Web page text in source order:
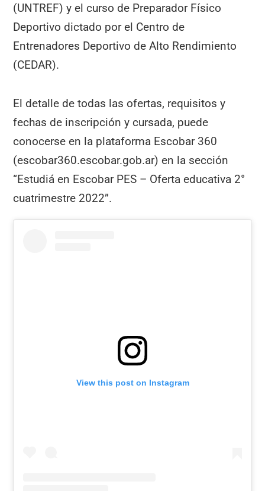
(UNTREF) y el curso de Preparador Físico
Deportivo dictado por el Centro de
Entrenadores Deportivo de Alto Rendimiento
(CEDAR).
El detalle de todas las ofertas, requisitos y
fechas de inscripción y cursada, puede
conocerse en la plataforma Escobar 360
(escobar360.escobar.gob.ar) en la sección
“Estudiá en Escobar PES – Oferta educativa 2°
cuatrimestre 2022”.
View this post on Instagram